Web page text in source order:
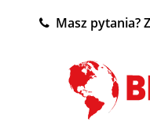
Masz pytania?